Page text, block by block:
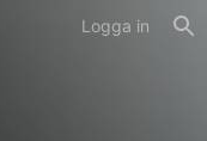
Logga in